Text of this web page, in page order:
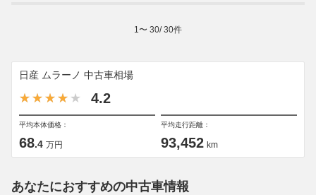
1 〜 30/30件
日産 ムラーノ 中古車相場
4.2
平均本体価格：
68.4 万円
平均走行距離：
93,452 km
あなたにおすすめの中古車情報